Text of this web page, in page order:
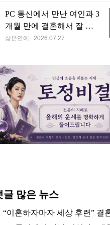
PC 통신에서 만난 여인과 3
개월 만에 결혼해서 잘 살
고 있는 배우
삶은연예 2026.07.27
글 많은 뉴스